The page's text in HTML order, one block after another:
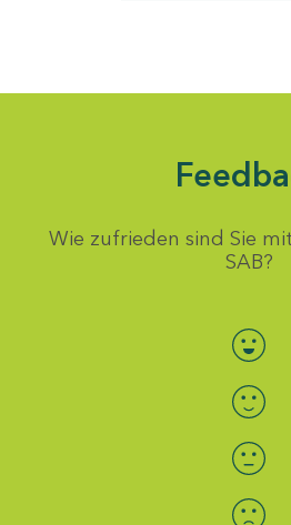
Wie zufrieden sind Sie
SAB?